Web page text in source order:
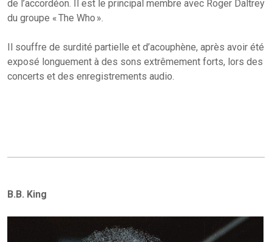
de l’accordéon. Il est le principal membre avec Roger Daltrey
du groupe « The Who ».
Il souffre de surdité partielle et d’acouphène, après avoir été
exposé longuement à des sons extrêmement forts, lors des
concerts et des enregistrements audio.
B.B. King